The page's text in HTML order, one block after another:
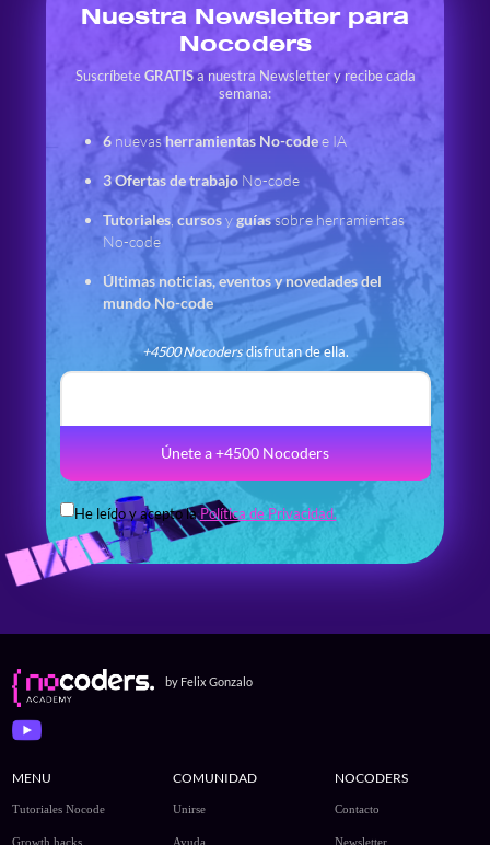
Nuestra Newsletter para
Nocoders
SuscríbeteGRATISa nuestra Newsletter y recibe cada
semana:
6 nuevasherramientas No-codee IA
3Ofertas de trabajo No-code
Tutoriales ,cursosyguíassobre herramientas
No-code
Últimas noticias, eventos y novedades del
mundo No-code
+4500 Nocodersdisfrutan de ella.
He leído y acepto laPolítica de Privacidad.
Únete a +4500 Nocoders
by Felix Gonzalo
MENU
Tutoriales Nocode
Growth hacks
COMUNIDAD
Unirse
Ayuda
NOCODERS
Contacto
Newsletter